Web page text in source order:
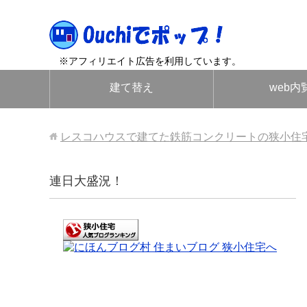
※アフィリエイト広告を利用しています。
建て替え web内
レスコハウスで建てた鉄筋コンクリートの狭小住
連日大盛況！